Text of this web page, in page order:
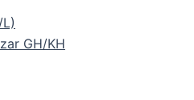
GH/KH